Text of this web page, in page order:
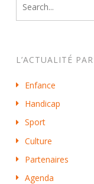
L’ACTUALITÉ
Enfance
Handicap
Sport
Culture
Partenaires
Agenda